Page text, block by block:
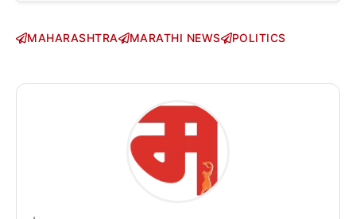
MAHARASHTRA MARATHI NEWS POLITICS